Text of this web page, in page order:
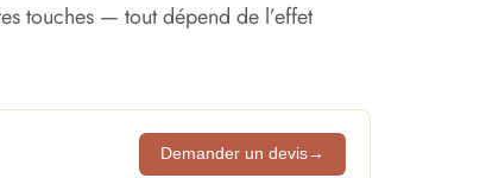
touches — tout dépend de l’effet
Demander un devis→